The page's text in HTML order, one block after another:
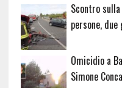
Scontro
persone, due
Omicidio a
Simone